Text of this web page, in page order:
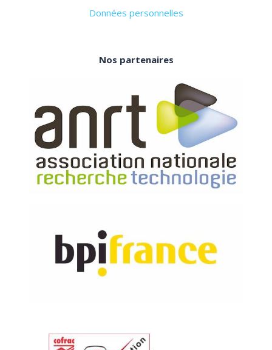
Données personnelles
Nos partenaires